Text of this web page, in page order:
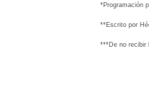
*Programación
**Escrito por
***De no recibir